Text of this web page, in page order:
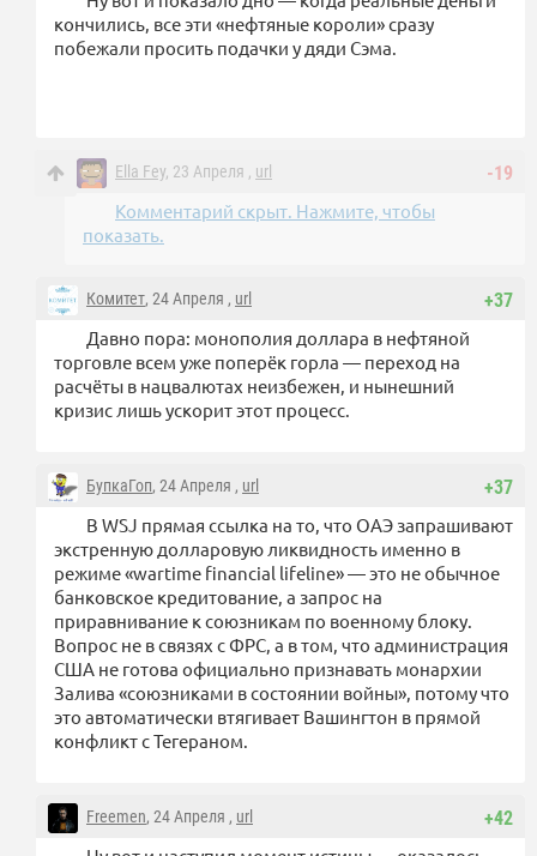
кончились, все эти «нефтяные короли» сразу
побежали просить подачки у дяди Сэма.
-19
Ella Fey, 23 Апреля , url
Комментарий скрыт. Нажмите, чтобы
показать.
+37
Комитет, 24 Апреля , url
Давно пора: монополия доллара в нефтяной
торговле всем уже поперёк горла — переход на
расчёты в нацвалютах неизбежен, и нынешний
кризис лишь ускорит этот процесс.
+37
БупкаГоп, 24 Апреля , url
В WSJ прямая ссылка на то, что ОАЭ запрашивают
экстренную долларовую ликвидность именно в
режиме «wartime financial lifeline» — это не обычное
банковское кредитование, а запрос на
приравнивание к союзникам по военному блоку.
Вопрос не в связях с ФРС, а в том, что администрация
США не готова официально признавать монархии
Залива «союзниками в состоянии войны», потому что
это автоматически втягивает Вашингтон в прямой
конфликт с Тегераном.
+42
Freemen, 24 Апреля , url